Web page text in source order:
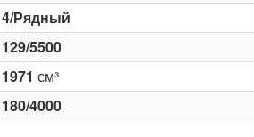
4/Рядный
129/5500
1971 см³
180/4000